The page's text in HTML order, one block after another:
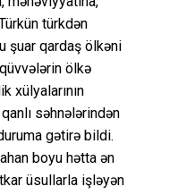
türkdən
şuar qardaş ölkəni
ölkə
xülyalarının
səhnələrindən
gətirə bildi.
boyu hətta ən
üsullarla işləyən